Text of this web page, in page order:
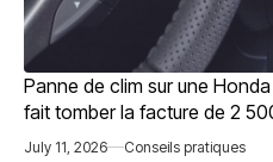
Panne de clim sur une
fait tomber la facture de 2
July 11, 2026 Conseils pratiques